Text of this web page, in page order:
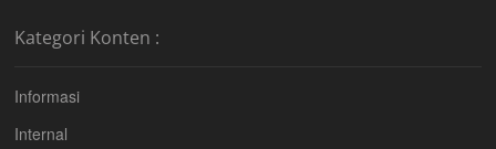
Kategori Konten :
Informasi
Internal